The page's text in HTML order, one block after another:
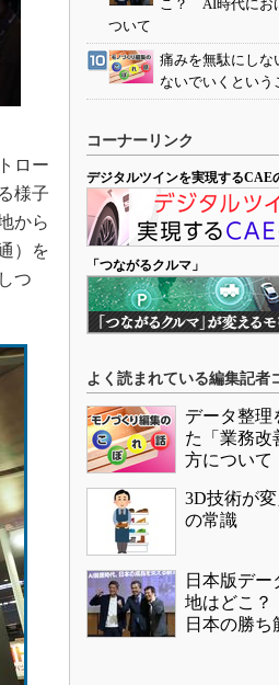
ロー
様子
から
）を
つ
こ？ AI時代にお
ついて
痛みを無駄にしな
ないでいくという
コーナーリンク
デジタルツインを実現するCAE
「つながるクルマ」
よく読まれている編集記者
データ整理
た「業務改
方について
3D技術が変
の常識
日本版デー
地はどこ
日本の勝ち